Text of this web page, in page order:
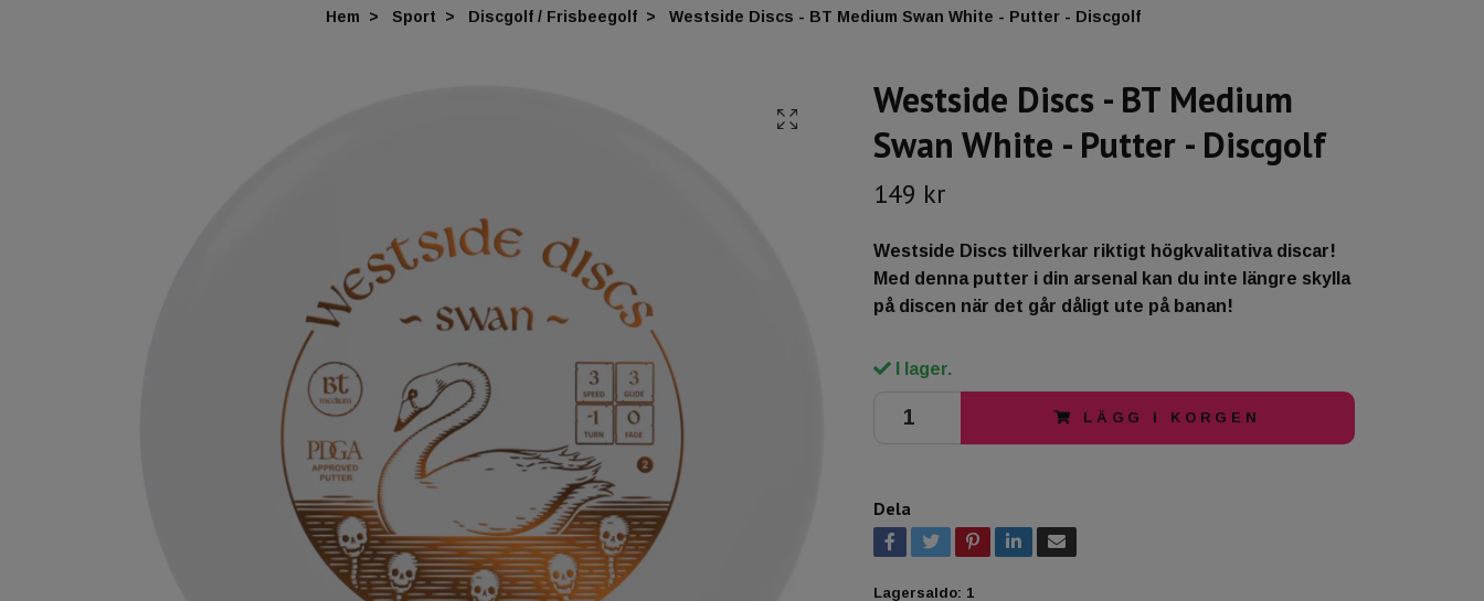
Hem Sport Discgolf / Frisbeegolf Westside Discs - BT Medium Swan White - Putter - Discgolf
Westside Discs - BT Medium
Swan White - Putter - Discgolf
149 kr
Westside Discs tillverkar riktigt högkvalitativa discar!
Med denna putter i din arsenal kan du inte längre skylla
på discen när det går dåligt ute på banan!
I lager.
LÄGG I KORGEN
Dela
Lagersaldo: 1